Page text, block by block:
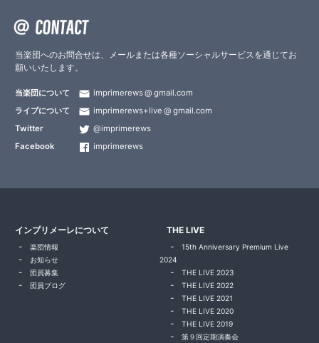
当楽団へのお問合せは、メールまたは各種ソーシャルサービスを通じてお
願いいたします。
当楽団について imprimerews
gmail.com
ライブについて
imprimerews+live
gmail.com
Twitter
@imprimerews
Facebook
imprimerews
インプリメーレについて
楽団情報
お知らせ
団員募集
団員ブログ
THE LIVE
15th Anniversary Premium Live
2024
THE LIVE 2023
THE LIVE 2022
THE LIVE 2021
THE LIVE 2020
THE LIVE 2019
第９回定期演奏会